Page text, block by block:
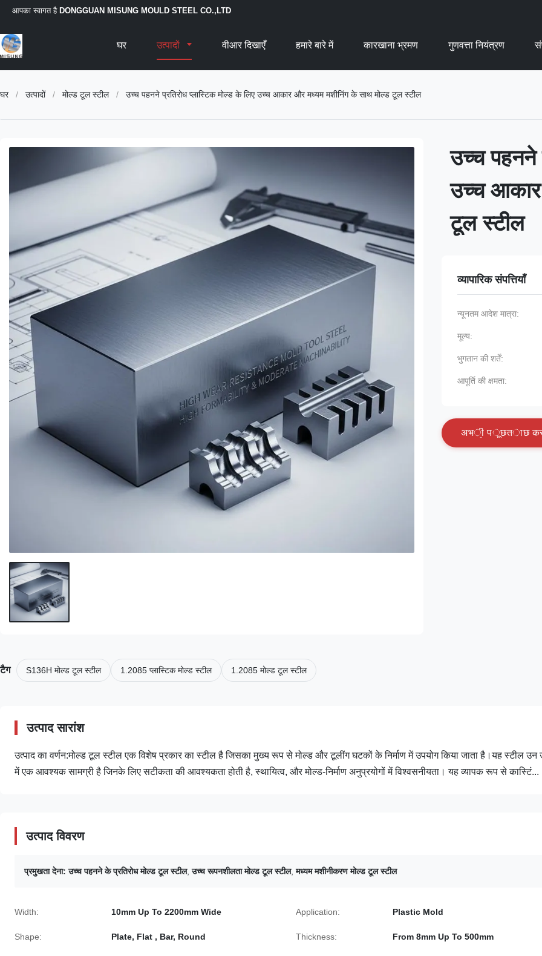
आपका स्वागत है DONGGUAN MISUNG MOULD STEEL CO.,LTD
घर उत्पादों वीआर दिखाएँ हमारे बारे में कारखाना भ्रमण गुणवत्ता नियंत्रण
घर / उत्पादों / मोल्ड टूल स्टील / उच्च पहनने प्रतिरोध प्लास्टिक मोल्ड के लिए उच्च आकार और मध्यम मशीनिंग के साथ मोल्ड टूल स्टील
उच्च पहनने
उच्च आकार
टूल स्टील
व्यापारिक संपत्तियाँ
न्यूनतम आदेश मात्रा:
मूल्य:
भुगतान की शर्तें:
आपूर्ति की क्षमता:
अभी पूछताछ क
टैग S136H मोल्ड टूल स्टील 1.2085 प्लास्टिक मोल्ड स्टील 1.2085 मोल्ड टूल स्टील
उत्पाद सारांश
उत्पाद का वर्णन:मोल्ड टूल स्टील एक विशेष प्रकार का स्टील है जिसका मुख्य रूप से मोल्ड और टूलींग घटकों के निर्माण में उपयोग किया जाता है।यह स्टील उन
में एक आवश्यक सामग्री है जिनके लिए सटीकता की आवश्यकता होती है, स्थायित्व, और मोल्ड-निर्माण अनुप्रयोगों में विश्वसनीयता। यह व्यापक रूप से कास्टिं...
उत्पाद विवरण
प्रमुखता देना: उच्च पहनने के प्रतिरोध मोल्ड टूल स्टील,उच्च रूपनशीलता मोल्ड टूल स्टील,मध्यम मशीनीकरण मोल्ड टूल स्टील
Width: 10mm Up To 2200mm Wide Application: Plastic Mold
Shape: Plate, Flat , Bar, Round Thickness: From 8mm Up To 500mm